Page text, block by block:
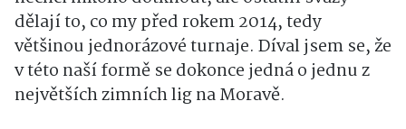
dělají to, co my před rokem 2014, tedy
většinou jednorázové turnaje. Díval jsem se, že
v této naší formě se dokonce jedná o jednu z
největších zimních lig na Moravě.